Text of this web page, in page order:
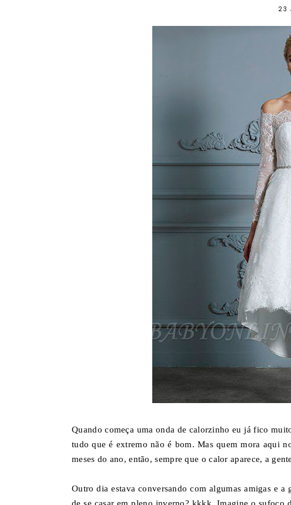
23
Quando começa uma onda de calorzinho eu já fico
tudo que é extremo não é bom. Mas quem mora aqui
meses do ano, então, sempre que o calor aparece, a
Outro dia estava conversando com algumas amigas e
de se casar em pleno inverno? kkkk. Imagine o sufoco